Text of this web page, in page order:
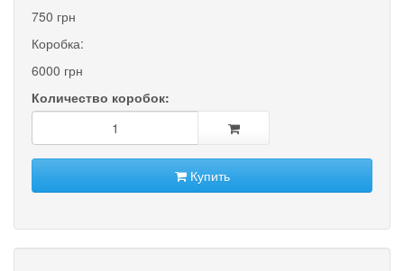
750 грн
Коробка:
6000 грн
Количество коробок:
Купить